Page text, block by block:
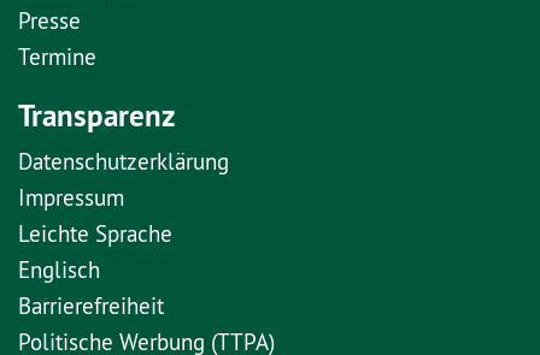
Presse
Termine
Transparenz
Datenschutzerklärung
Impressum
Leichte Sprache
Englisch
Barrierefreiheit
Politische Werbung (TTPA)